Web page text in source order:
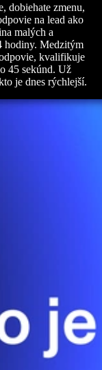
dobiehate zmenu,
na lead ako
malých a
hodiny. Medzitým
kvalifikuje
45 sekúnd. Už
je dnes rýchlejší.